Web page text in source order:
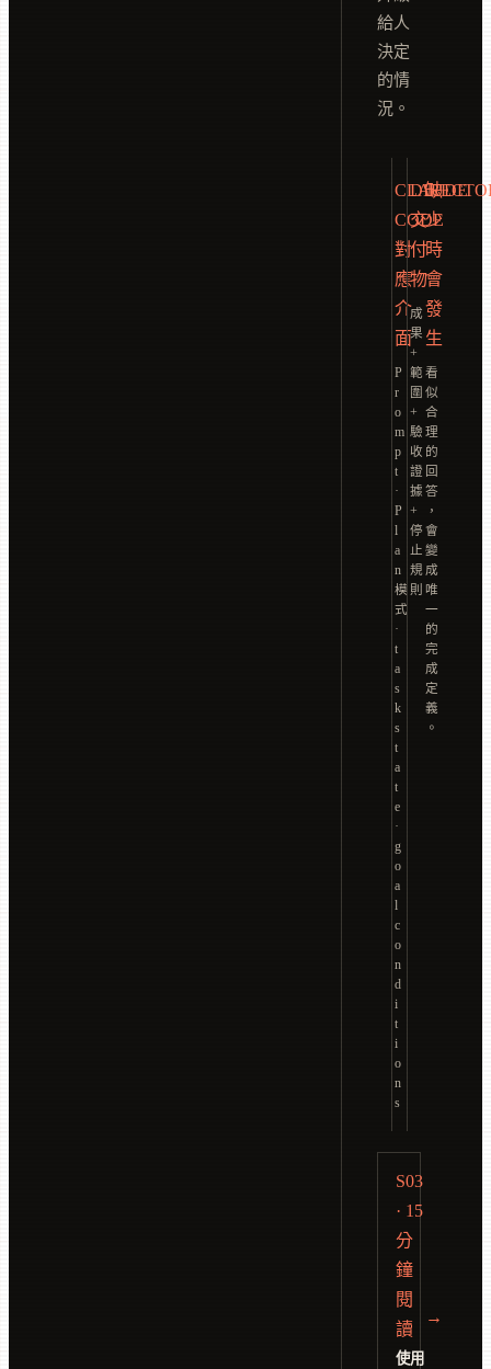
給人
決定
的情
況。
CLAUDE
CODE
對
應
介
面
P
r
o
m
p
t
·
P
l
a
n
模
式
·
t
a
s
k
s
t
a
t
e
·
g
o
a
l
c
o
n
d
i
t
i
o
n
s
交
付
物
成
果
+
範
圍
+
驗
收
證
據
+
停
止
規
則
缺
少
時
會
發
生
看
似
合
理
的
回
答
，
會
變
成
唯
一
的
完
成
定
義
。
S03
· 15
分
鐘
閱
讀
使用
→